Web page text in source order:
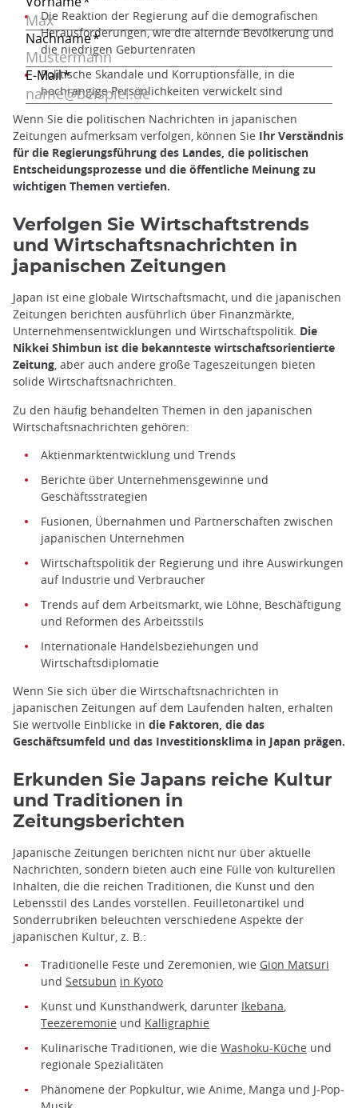
Die Reaktion der Regierung auf die demografischen
Herausforderungen, wie die alternde Bevölkerung und
die niedrigen Geburtenraten
Politische Skandale und Korruptionsfälle, in die
hochrangige Persönlichkeiten verwickelt sind
Wenn Sie die politischen Nachrichten in japanischen
Zeitungen aufmerksam verfolgen, können Sie Ihr Verständnis
für die Regierungsführung des Landes, die politischen
Entscheidungsprozesse und die öffentliche Meinung zu
wichtigen Themen vertiefen.
Verfolgen Sie Wirtschaftstrends
und Wirtschaftsnachrichten in
japanischen Zeitungen
Japan ist eine globale Wirtschaftsmacht, und die japanischen
Zeitungen berichten ausführlich über Finanzmärkte,
Unternehmensentwicklungen und Wirtschaftspolitik. Die
Nikkei Shimbun ist die bekannteste wirtschaftsorientierte
Zeitung, aber auch andere große Tageszeitungen bieten
solide Wirtschaftsnachrichten.
Zu den häufig behandelten Themen in den japanischen
Wirtschaftsnachrichten gehören:
Aktienmarktentwicklung und Trends
Berichte über Unternehmensgewinne und
Geschäftsstrategien
Fusionen, Übernahmen und Partnerschaften zwischen
japanischen Unternehmen
Wirtschaftspolitik der Regierung und ihre Auswirkungen
auf Industrie und Verbraucher
Trends auf dem Arbeitsmarkt, wie Löhne, Beschäftigung
und Reformen des Arbeitsstils
Internationale Handelsbeziehungen und
Wirtschaftsdiplomatie
Wenn Sie sich über die Wirtschaftsnachrichten in
japanischen Zeitungen auf dem Laufenden halten, erhalten
Sie wertvolle Einblicke in die Faktoren, die das
Geschäftsumfeld und das Investitionsklima in Japan prägen.
Erkunden Sie Japans reiche Kultur
und Traditionen in
Zeitungsberichten
Japanische Zeitungen berichten nicht nur über aktuelle
Nachrichten, sondern bieten auch eine Fülle von kulturellen
Inhalten, die die reichen Traditionen, die Kunst und den
Lebensstil des Landes vorstellen. Feuilletonartikel und
Sonderrubriken beleuchten verschiedene Aspekte der
japanischen Kultur, z. B.:
Traditionelle Feste und Zeremonien, wie Gion Matsuri
und Setsubun in Kyoto
Kunst und Kunsthandwerk, darunter Ikebana,
Teezeremonie und Kalligraphie
Kulinarische Traditionen, wie die Washoku-Küche und
regionale Spezialitäten
Phänomene der Popkultur, wie Anime, Manga und J-Pop-